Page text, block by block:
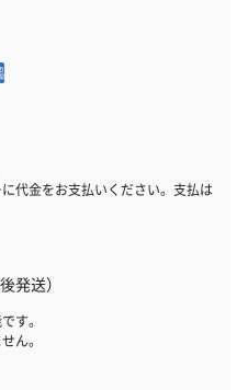
代金をお支払いください。支払は
発送）
す。
ん。